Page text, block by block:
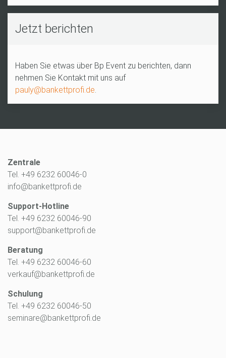
Jetzt berichten
Haben Sie etwas über Bp Event zu berichten, dann
nehmen Sie Kontakt mit uns auf
pauly@bankettprofi.de
Zentrale
Tel. +49 6232 60046-0
info@bankettprofi.de
Support-Hotline
Tel. +49 6232 60046-90
support@bankettprofi.de
Beratung
Tel. +49 6232 60046-60
verkauf@bankettprofi.de
Schulung
Tel. +49 6232 60046-50
seminare@bankettprofi.de